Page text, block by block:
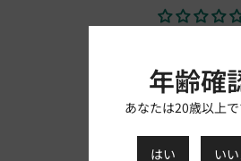
レビューを書
年齢確
あなたは20歳以上で
はい い